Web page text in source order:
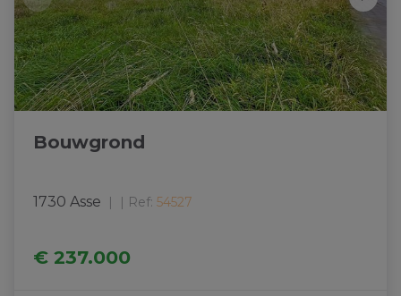
Bouwgrond
1730 Asse Ref: 54527
€ 237.000